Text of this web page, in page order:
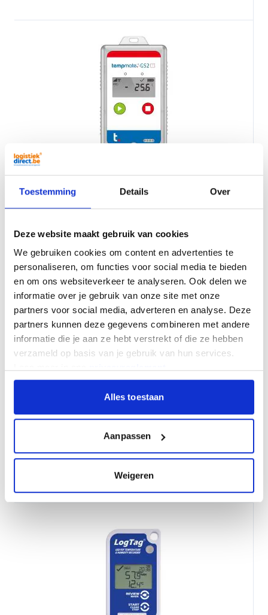
Toestemming Details Over
Deze website maakt gebruik van cookies
We gebruiken cookies om content en advertenties te
personaliseren, om functies voor social media te bieden
en om ons websiteverkeer te analyseren. Ook delen we
informatie over je gebruik van onze site met onze
partners voor social media, adverteren en analyse. Deze
partners kunnen deze gegevens combineren met andere
informatie die je aan ze hebt verstrekt of die ze hebben
verzameld op basis van je gebruik van hun services.
Alles toestaan
Aanpassen
Weigeren
Enregistreur de données Tempmate GS2
lumière
75,00Par pièce
Enregistreur de données LogTag USRID-16